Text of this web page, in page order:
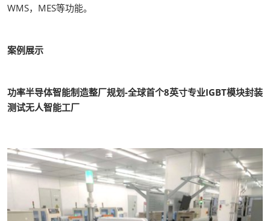
WMS，MES等功能。
案例展示
功率半导体智能制造整厂规划-全球首个8英寸专业IGBT模块封装
测试无人智能工厂